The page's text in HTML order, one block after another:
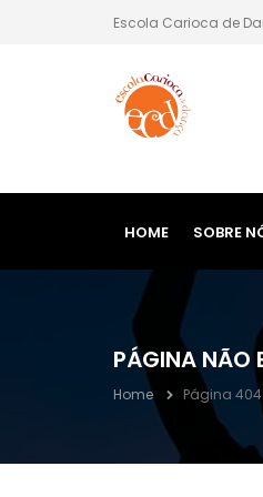
Escola Carioca de
HOME SOBRE
PÁGINA NÃO
Home Página 404